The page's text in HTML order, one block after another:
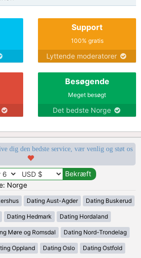
Support
100% gratis
Lyttende moderatorer
Besøgende
Meget besøgt
Det bedste Norge
dig den bedste service, vær venlig og støt os
Norge
Dating Aust-Agder Dating Buskerud
Dating Hedmark Dating Hordaland
Møre og Romsdal Dating Nord-Trondelag
Oppland Dating Oslo Dating Ostfold